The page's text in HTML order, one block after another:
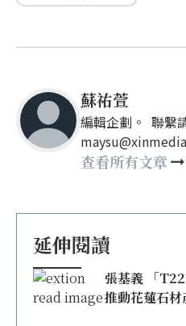
蘇祐萱
編輯企劃。 聯繫
查看所有文章
延伸閱讀
張基義 「T22設計振興地方產業計畫」
推動花蓮石